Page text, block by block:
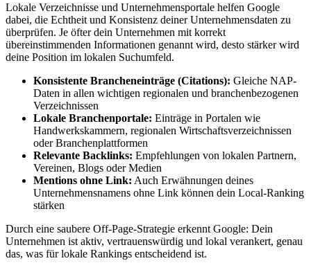
Lokale Verzeichnisse und Unternehmensportale helfen Google
dabei, die Echtheit und Konsistenz deiner Unternehmensdaten zu
überprüfen. Je öfter dein Unternehmen mit korrekt
übereinstimmenden Informationen genannt wird, desto stärker wird
deine Position im lokalen Suchumfeld.
Konsistente Brancheneinträge (Citations): Gleiche NAP-
Daten in allen wichtigen regionalen und branchenbezogenen
Verzeichnissen
Lokale Branchenportale: Einträge in Portalen wie
Handwerkskammern, regionalen Wirtschaftsverzeichnissen
oder Branchenplattformen
Relevante Backlinks: Empfehlungen von lokalen Partnern,
Vereinen, Blogs oder Medien
Mentions ohne Link: Auch Erwähnungen deines
Unternehmensnamens ohne Link können dein Local-Ranking
stärken
Durch eine saubere Off-Page-Strategie erkennt Google: Dein
Unternehmen ist aktiv, vertrauenswürdig und lokal verankert, genau
das, was für lokale Rankings entscheidend ist.